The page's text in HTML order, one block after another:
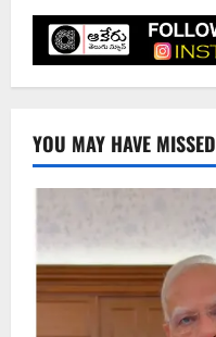
YOU MAY HAVE MISSED